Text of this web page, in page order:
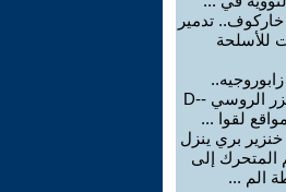
تدمير
للأسلحة
مدفع هاوتزر الروسي -D-
خنزير بري ينزل
المتحرك إلى
الم ...